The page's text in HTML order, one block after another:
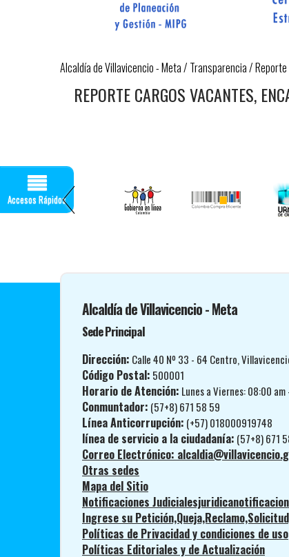
Alcaldía de Villavicencio - Meta/ Transparencia/
REPORTE CARGOS VACANTES,
Accesos Rápidos
Alcaldía de Villavicencio - Meta
Sede Principal
Dirección: Calle 40 Nº 33 - 64 Centro,
Código Postal: 500001
Horario de Atención: Lunes a Viernes: 08:00
Conmuntador: (57+8) 671 58 59
Línea Anticorrupción: (+57) 018000919748
línea de servicio a la ciudadanía: (57+8) 671
Correo Electrónico:
Otras sedes
Mapa del Sitio
Notificaciones
Ingrese su
Políticas de Privacidad y condiciones de uso
Políticas Editoriales y de Actualización